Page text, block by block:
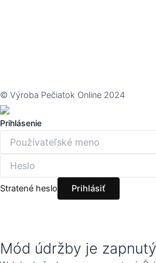
Mód údržby je zapnutý
© Výroba Pečiatok Online 2024
Prihlásenie
Stratené heslo